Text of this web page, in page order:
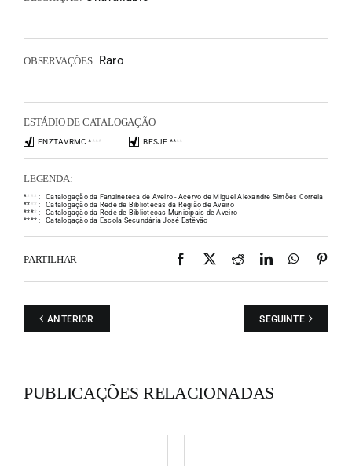
OBSERVAÇÕES: Raro
ESTÁDIO DE CATALOGAÇÃO
FNZTAVRMC **** BESJE ****
LEGENDA:
** * * :
Catalogação da Fanzineteca de Aveiro - Acervo de Miguel Alexandre Simões Correia
** * * :
Catalogação da Rede de Bibliotecas da Região de Aveiro
**** :
Catalogação da Rede de Bibliotecas Municipais de Aveiro
**** : Catalogação da Escola Secundária José Estêvão
PARTILHAR Facebook
X RedditLinkedIn
ANTERIOR SEGUINTE
PUBLICAÇÕES RELACIONADAS